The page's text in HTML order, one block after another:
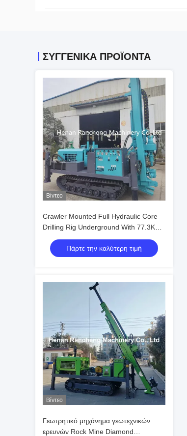
ΣΥΓΓΕΝΙΚΆ ΠΡΟΪΌΝΤΑ
Βίντεο
Crawler Mounted Full Hydraulic Core
Drilling Rig Underground With 77.3KW
Yuchai Engine
Πάρτε την καλύτερη τιμή
Βίντεο
Γεωτρητικό μηχάνημα γεωτεχνικών
ερευνών Rock Mine Diamond